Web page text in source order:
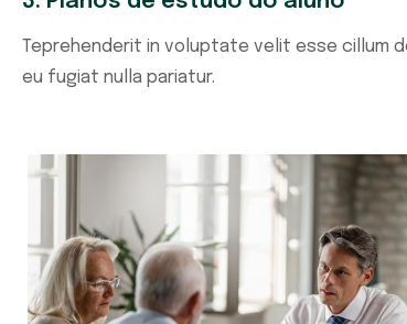
Teprehenderit in voluptate velit esse cillum
eu fugiat nulla pariatur.